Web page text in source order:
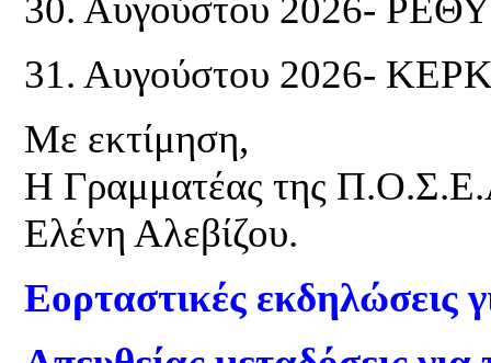
31. Αυγούστου 2026-
Με εκτίμηση,
Η Γραμματέας της
Ελένη Αλεβίζου.
Εορταστικές εκδηλώσεις